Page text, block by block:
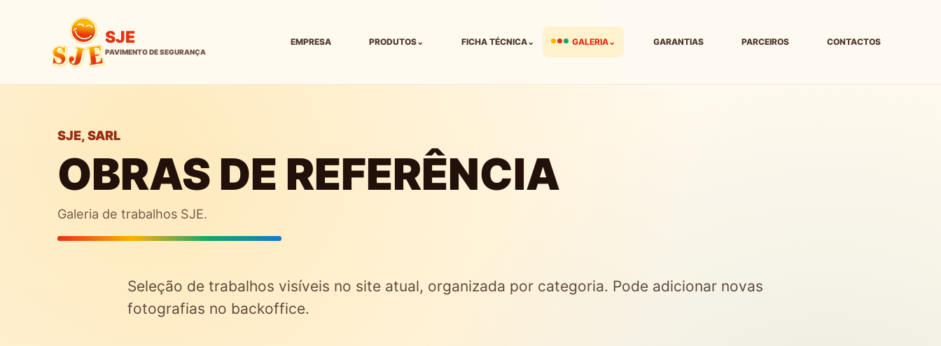
SJE EMPRESA PRODUTOS⌄ FICHA TÉCNICA⌄ GALERIA⌄ GARANTIAS PARCEIROS CONTACTOS
SJE, SARL
OBRAS DE REFERÊNCIA
Galeria de trabalhos SJE.
Seleção de trabalhos visíveis no site atual, organizada por categoria. Pode adicionar novas
fotografias no backoffice.